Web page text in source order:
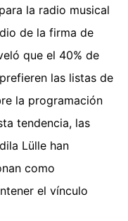
la radio musical
de la firma de
que el 40% de
las listas de
la programación
tendencia, las
Lülle han
como
el vínculo